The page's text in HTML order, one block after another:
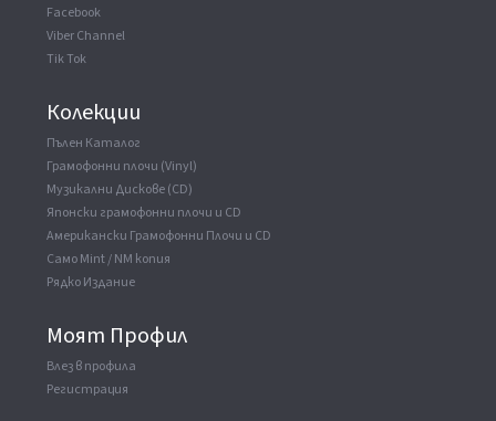
Facebook
Viber Channel
Tik Tok
Колекции
Пълен Каталог
Грамофонни плочи (Vinyl)
Музикални Дискове (CD)
Японски грамофонни плочи и CD
Американски Грамофонни Плочи и CD
Само Mint / NM копия
Рядко Издание
Моят Профил
Влез в профила
Регистрация